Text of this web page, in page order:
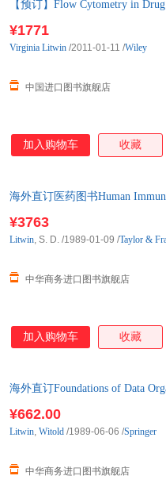
【预订】Flow Cytometry in
¥1771
中国进口图书旗舰店
Virginia Litwin /2011-01-11 /Wiley
加入购物车 收藏
海外直订医药图书Human
¥3763
中华商务进口图书旗舰店
Litwin, S. D. /1989-01-09 /Taylor &
加入购物车 收藏
海外直订Foundations of Data
¥662.00
中华商务进口图书旗舰店
Litwin, Witold /1989-06-06 /Springer